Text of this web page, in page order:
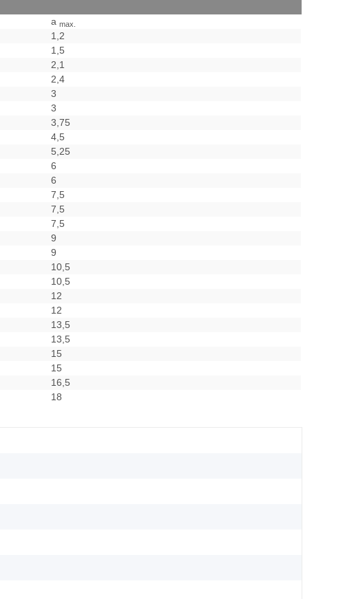
a max.
1,2
1,5
2,1
2,4
3
3
3,75
4,5
5,25
6
6
7,5
7,5
7,5
9
9
10,5
10,5
12
12
13,5
13,5
15
15
16,5
18